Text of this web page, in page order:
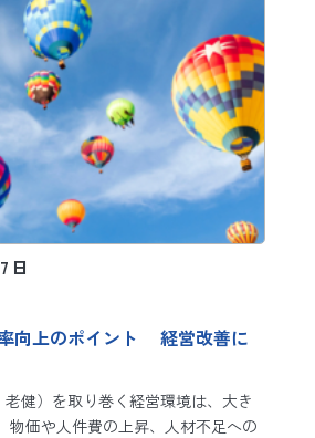
日
向上のポイント 経営改善に
健）を取り巻く経営環境は、大き
物価や人件費の上昇、人材不足への